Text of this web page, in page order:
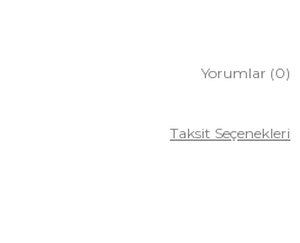
Yorumlar (0)
Taksit Seçenekleri